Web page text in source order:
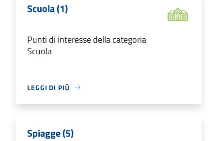
Scuola (1)
Punti di interesse della categoria
Scuola
LEGGI DI PIÙ
Spiagge (5)